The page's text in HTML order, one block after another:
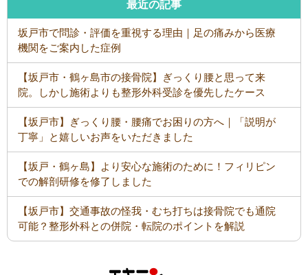
最近の記事
坂戸市で問診・評価を重視する理由｜足の痛みから医療
機関をご案内した症例
【坂戸市・鶴ヶ島市の接骨院】ぎっくり腰と思って来
院。しかし施術よりも整形外科受診を優先したケース
【坂戸市】ぎっくり腰・腰痛でお困りの方へ｜「説明が
丁寧」と嬉しいお声をいただきました
【坂戸・鶴ヶ島】より安心な施術のために！フィリピン
での解剖研修を修了しました
【坂戸市】交通事故の怪我・むち打ちは接骨院でも通院
可能？整形外科との併院・転院のポイントを解説